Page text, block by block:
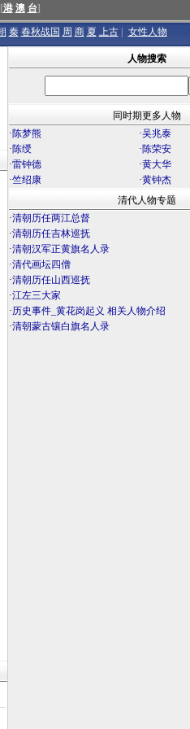
港 澳 台]
秦 春秋战国 周 商 夏 上古 女性人物
人物搜索
同时期更多人物
·陈梦熊 ·吴兆泰
·陈绶 ·陈荣安
·雷钟德 ·黄大华
·竺绍康 ·黄钟杰
清代人物专题
·清朝历任两江总督
·清朝历任吉林巡抚
·清朝汉军正黄旗名人录
·清代画坛四僧
·清朝历任山西巡抚
·江左三大家
·历史事件_黄花岗起义 相关人物介绍
·清朝蒙古镶白旗名人录